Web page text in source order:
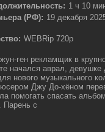
1 ч 10
(РФ): 19 декабря
WEBRip 720p
ген рекламщик в
начался аврал, девушке
нового музыкального
Джу До-хёном
помогать спасать
Парень с